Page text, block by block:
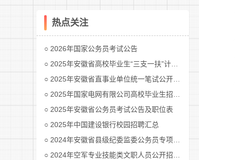
热点关注
2026年国家公务员考试公告
2025年安徽省高校毕业生“三支一扶”计划招募公告
2025年安徽省直事业单位统一笔试公开招聘工作人员公告
2025年国家电网有限公司高校毕业生招聘公告(第二批)汇总
2025年安徽省公务员考试公告及职位表
2025年中国建设银行校园招聘汇总
2024年安徽省县级纪委监委公务员专项招考公告及职位表汇总
2024年空军专业技能类文职人员公开招考公告